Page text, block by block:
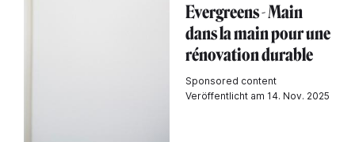
Evergreens - Main
dans la main pour une
rénovation durable
Sponsored content
Veröffentlicht am 14. Nov. 2025